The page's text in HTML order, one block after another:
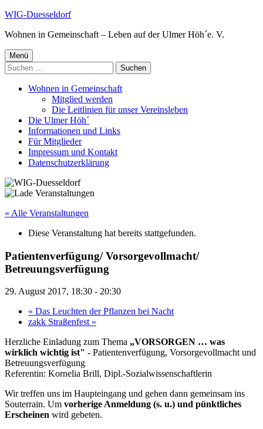
Springe
Inhalt
WIG-Duesseldorf
Wohnen in Gemeinschaft – Leben auf der Ulmer Höh´e. V.
Primäres
Menü
Menü
Suchen
nach:
Wohnen in Gemeinschaft
Mitglied werden
Die Leitlinien für unser Vereinsleben
Die Ulmer Höh´
Informationen und Links
Für Mitglieder
Impressum und Kontakt
Datenschutzerklärung
« Alle Veranstaltungen
Diese Veranstaltung hat bereits stattgefunden.
Patientenverfügung/ Vorsorgevollmacht/
Betreuungsverfügung
29. August 2017, 18:30 - 20:30
« Das Leuchten der Pflanzen bei Nacht
zakk Straßenfest »
Herzliche Einladung zum Thema „VORSORGEN … was
wirklich wichtig ist" - Patientenverfügung, Vorsorgevollmacht und
Betreuungsverfügung
Referentin: Kornelia Brill, Dipl.-Sozialwissenschaftlerin
Wir treffen uns im Haupteingang und gehen dann gemeinsam ins
Souterrain. Um vorherige Anmeldung (s. u.) und pünktliches
Erscheinen wird gebeten.